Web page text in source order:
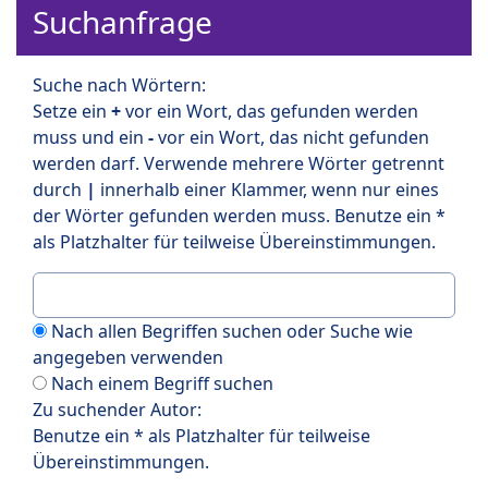
Suchanfrage
Suche nach Wörtern:
Setze ein +vor ein Wort, das gefunden werden
muss und ein -vor ein Wort, das nicht gefunden
werden darf. Verwende mehrere Wörter getrennt
durch | innerhalb einer Klammer, wenn nur eines
der Wörter gefunden werden muss. Benutze ein *
als Platzhalter für teilweise Übereinstimmungen.
Nach allen Begriffen suchen oder Suche wie
angegeben verwenden
Nach einem Begriff suchen
Zu suchender Autor:
Benutze ein * als Platzhalter für teilweise
Übereinstimmungen.